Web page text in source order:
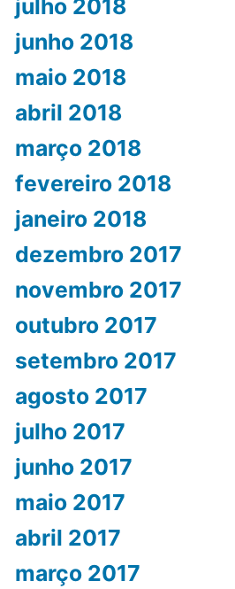
julho 2018
junho 2018
maio 2018
abril 2018
março 2018
fevereiro 2018
janeiro 2018
dezembro 2017
novembro 2017
outubro 2017
setembro 2017
agosto 2017
julho 2017
junho 2017
maio 2017
abril 2017
março 2017